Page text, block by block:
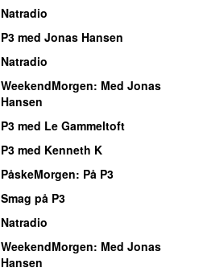
Natradio
P3 med Jonas Hansen
Natradio
WeekendMorgen: Med Jonas
Hansen
P3 med Le Gammeltoft
P3 med Kenneth K
PåskeMorgen: På P3
Smag på P3
Natradio
WeekendMorgen: Med Jonas
Hansen